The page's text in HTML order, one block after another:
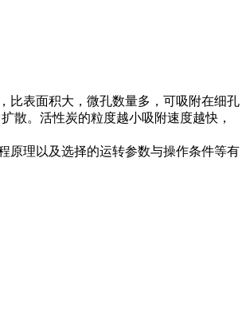
比表面积大，微孔数量多，可吸附在细孔
散。活性炭的粒度越小吸附速度越快，
原理以及选择的运转参数与操作条件等有